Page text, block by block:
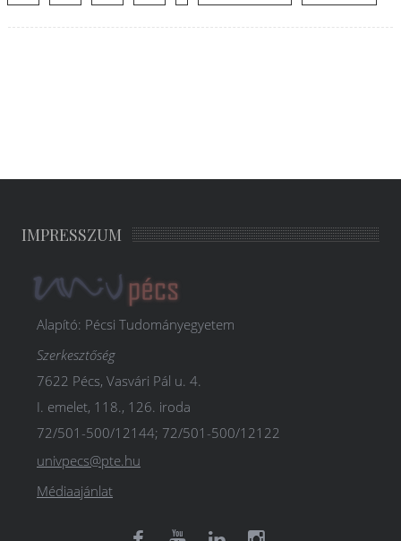
IMPRESSZUM
Alapító: Pécsi Tudományegyetem
Szerkesztőség
7622 Pécs, Vasvári Pál u. 4.
I. emelet, 118., 126. iroda
72/501-500/12144; 72/501-500/12122
univpecs@pte.hu
Médiaajánlat